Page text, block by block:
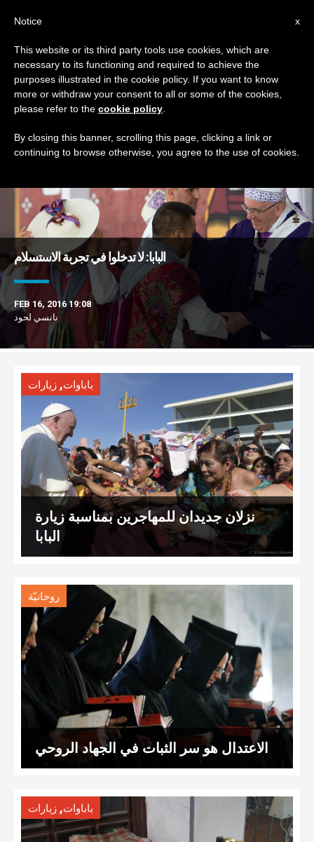
DAY
February 16th, 2016
DERNIÈRES NOUVELLES
البابا: لا تدخلوا في تجربة الاستسلام
FEB 16, 2016 19:08
نانسي لحود
باباوات, زيارات
نزلان جديدان للمهاجرين بمناسبة زيارة
البابا
روحانيّة
الاعتدال هو سر الثبات في الجهاد الروحي
باباوات, زيارات
x
Notice
This website or its third party tools use cookies, which are
necessary to its functioning and required to achieve the
purposes illustrated in the cookie policy. If you want to know
more or withdraw your consent to all or some of the cookies,
please refer to the cookie policy
By closing this banner, scrolling this page, clicking a link or
continuing to browse otherwise, you agree to the use of cookies.